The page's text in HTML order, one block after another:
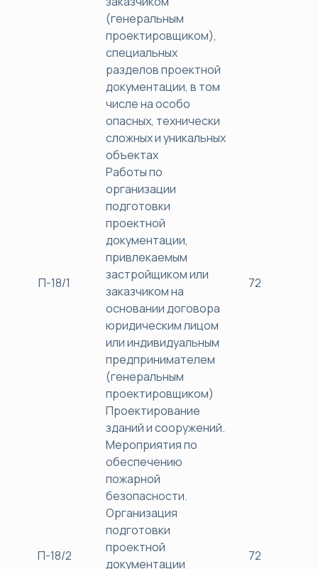
(генеральным
проектировщиком),
специальных
разделов проектной
документации, в том
числе на особо
опасных, технически
сложных и уникальных
объектах
П-18/1
Работы по
организации
подготовки
проектной
документации,
привлекаемым
застройщиком или
заказчиком на
основании договора
юридическим лицом
или индивидуальным
предпринимателем
(генеральным
проектировщиком)
72
П-18/2
Проектирование
зданий и сооружений.
Мероприятия по
обеспечению
пожарной
безопасности.
Организация
подготовки
проектной
документации
72